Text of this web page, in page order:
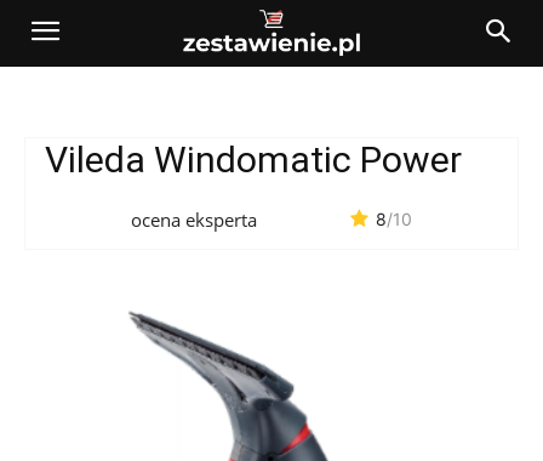
Vileda Windomatic Power
ocena eksperta 8/10